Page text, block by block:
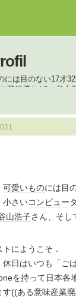
には目のない17才
飛行機など)、谷
可愛いものには目
小さいコンピュータ
山浩子さん、そし
にようこそ．
休日はいつも「ご
を持って日本各
す((ある意味産業